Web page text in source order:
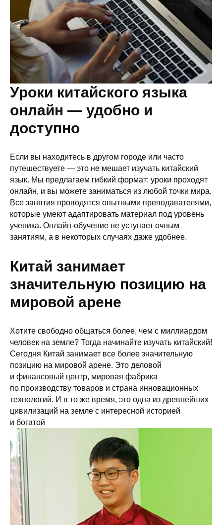
Уроки китайского языка
онлайн — удобно и
доступно
Если вы находитесь в другом городе или часто
путешествуете — это не мешает изучать китайский
язык. Мы предлагаем гибкий формат: уроки проходят
онлайн, и вы можете заниматься из любой точки мира.
Все занятия проводятся опытными преподавателями,
которые умеют адаптировать материал под уровень
ученика. Онлайн-обучение не уступает очным
занятиям, а в некоторых случаях даже удобнее.
Китай занимает
значительную позицию на
мировой арене
Хотите свободно общаться более, чем с миллиардом
человек на земле? Тогда начинайте изучать китайский!
Сегодня Китай занимает все более значительную
позицию на мировой арене. Это деловой
и финансовый центр, мировая фабрика
по производству товаров и страна инновационных
технологий. И в то же время, это одна из древнейших
цивилизаций на земле с интересной историей
и богатой